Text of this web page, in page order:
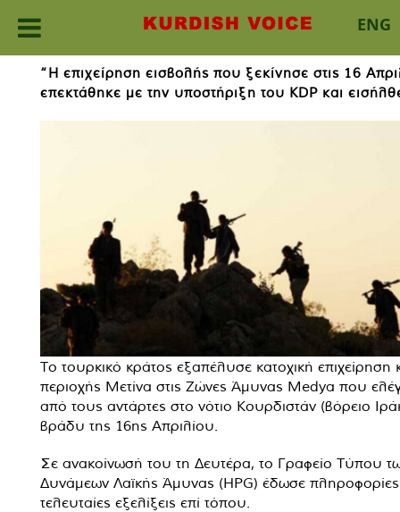
ENG
content
“Η επιχείρηση εισβολής που ξεκίνησε στις 16
επεκτάθηκε με την υποστήριξη του KDP και
Το τουρκικό κράτος εξαπέλυσε κατοχική επιχείρηση
περιοχής Μετίνα στις Ζώνες Άμυνας Medya που
από τους αντάρτες στο νότιο Κουρδιστάν (βόρειο
βράδυ της 16ης Απριλίου.
Σε ανακοίνωσή του τη Δευτέρα, το Γραφείο Τύπου
Δυνάμεων Λαϊκής Άμυνας (HPG) έδωσε πληροφορίες
τελευταίες εξελίξεις επί τόπου.